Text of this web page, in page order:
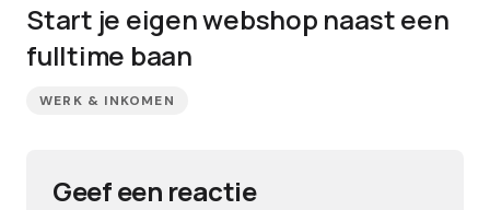
Start je eigen webshop naast een
fulltime baan
WERK & INKOMEN
Geef een reactie